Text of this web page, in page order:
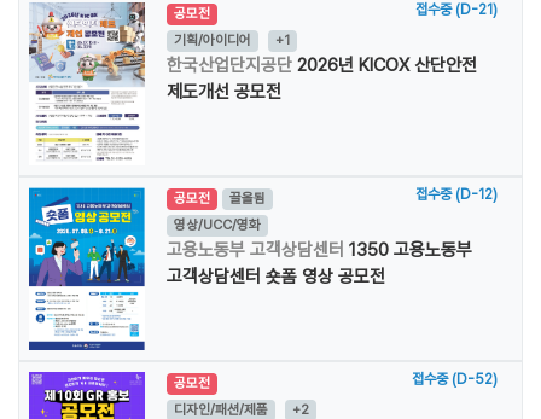
공모전
접수중 (D-21)
기획/아이디어
+1
한국산업단지공단 2026년 KICOX 산단안전
제도개선 공모전
공모전 끌올됨
접수중 (D-12)
영상/UCC/영화
고용노동부 고객상담센터 1350 고용노동부
고객상담센터 숏폼 영상 공모전
공모전
접수중 (D-52)
디자인/패션/제품
+2